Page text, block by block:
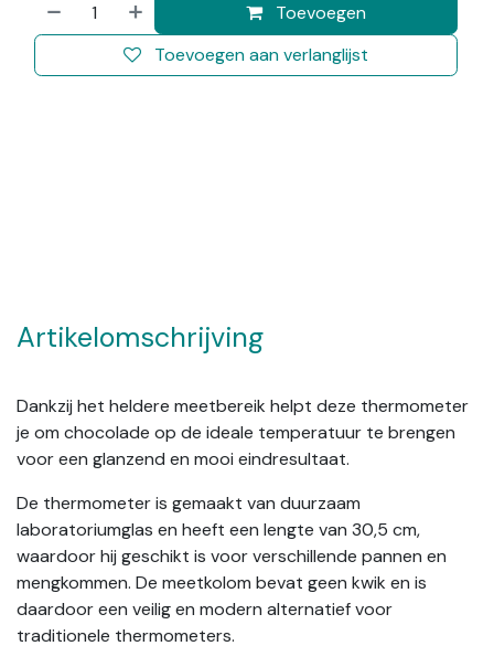
Toevoegen
Toevoegen aan verlanglijst
Artikelomschrijving
Dankzij het heldere meetbereik helpt deze thermometer
je om chocolade op de ideale temperatuur te brengen
voor een glanzend en mooi eindresultaat.
De thermometer is gemaakt van duurzaam
laboratoriumglas en heeft een lengte van 30,5 cm,
waardoor hij geschikt is voor verschillende pannen en
mengkommen. De meetkolom bevat geen kwik en is
daardoor een veilig en modern alternatief voor
traditionele thermometers.